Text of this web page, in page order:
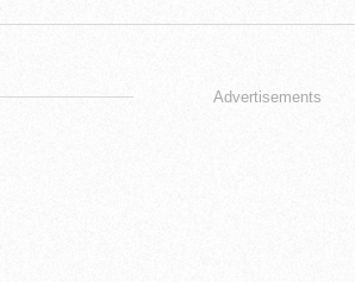
Advertisements